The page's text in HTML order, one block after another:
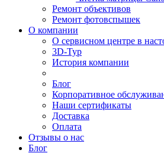
Ремонт объективов
Ремонт фотовспышек
О компании
О сервисном центре в
3D-Тур
История компании
Блог
Корпоративное
Наши сертификаты
Доставка
Оплата
Отзывы о нас
Блог